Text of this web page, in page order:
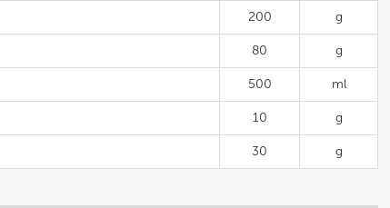
200 g
80 g
500 ml
10 g
30 g